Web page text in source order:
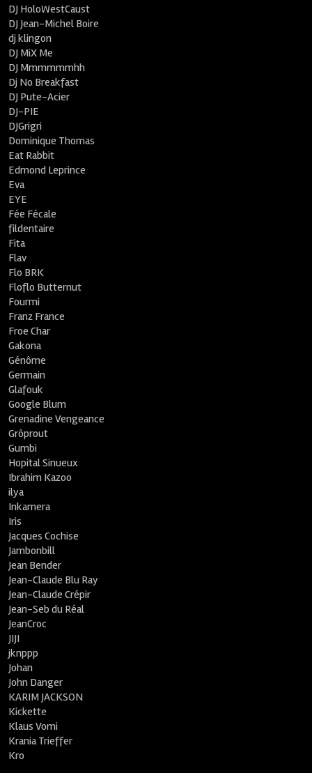
DJ HoloWestCaust
DJ Jean-Michel Boire
dj klingon
DJ MiX Me
DJ Mmmmmmhh
Dj No Breakfast
DJ Pute-Acier
DJ-PIE
DJGrigri
Dominique Thomas
Eat Rabbit
Edmond Leprince
Eva
EYE
Fée Fécale
fildentaire
Fita
Flav
Flo BRK
Floflo Butternut
Fourmi
Franz France
Froe Char
Gakona
Génôme
Germain
Glafouk
Google Blum
Grenadine Vengeance
Grôprout
Gumbi
Hopital Sinueux
Ibrahim Kazoo
ilya
Inkamera
Iris
Jacques Cochise
Jambonbill
Jean Bender
Jean-Claude Blu Ray
Jean-Claude Crépir
Jean-Seb du Réal
JeanCroc
JIJI
jknppp
Johan
John Danger
KARIM JACKSON
Kickette
Klaus Vomi
Krania Trieffer
Kro